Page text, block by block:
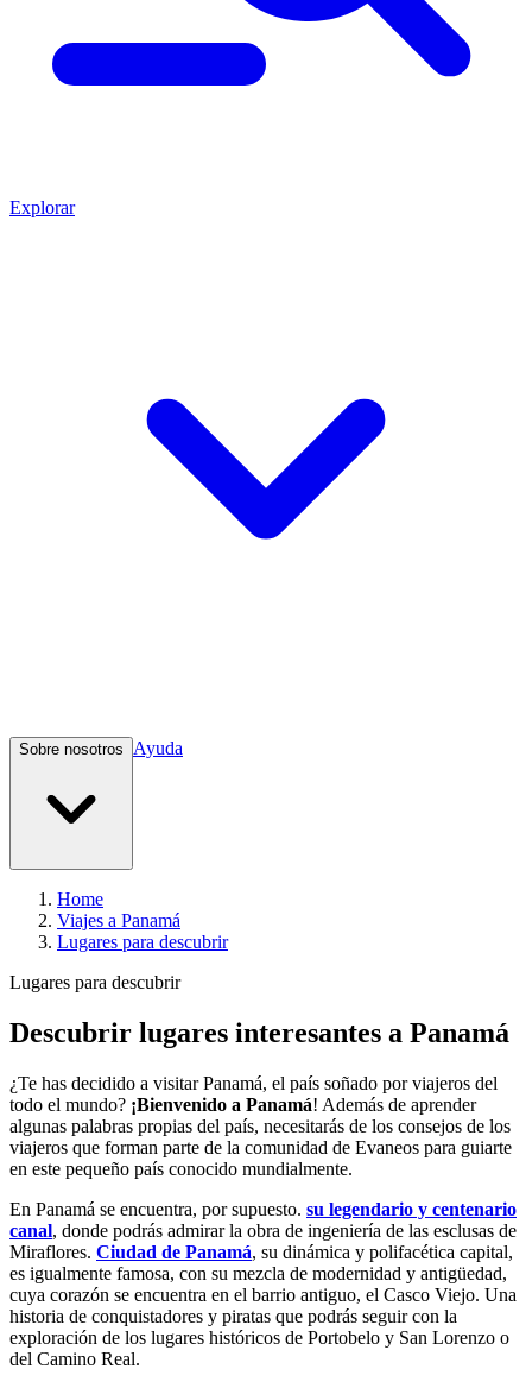
Explorar
Sobre nosotros Ayuda
Home
Viajes a Panamá
Lugares para descubrir
Lugares para descubrir
Descubrir lugares interesantes a Panamá
¿Te has decidido a visitar Panamá, el país soñado por viajeros del
todo el mundo? ¡Bienvenido a Panamá! Además de aprender
algunas palabras propias del país, necesitarás de los consejos de los
viajeros que forman parte de la comunidad de Evaneos para guiarte
en este pequeño país conocido mundialmente.
En Panamá se encuentra, por supuesto. su legendario y centenario
canal, donde podrás admirar la obra de ingeniería de las esclusas de
Miraflores. Ciudad de Panamá, su dinámica y polifacética capital,
es igualmente famosa, con su mezcla de modernidad y antigüedad,
cuya corazón se encuentra en el barrio antiguo, el Casco Viejo. Una
historia de conquistadores y piratas que podrás seguir con la
exploración de los lugares históricos de Portobelo y San Lorenzo o
del Camino Real.